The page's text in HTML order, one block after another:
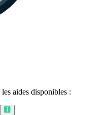
aides disponibles :